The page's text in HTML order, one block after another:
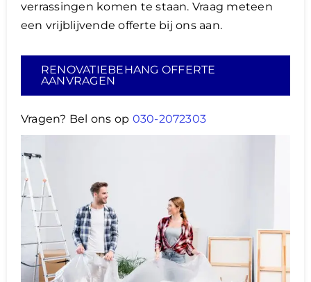
verrassingen komen te staan. Vraag meteen
een vrijblijvende offerte bij ons aan.
RENOVATIEBEHANG OFFERTE
AANVRAGEN
Vragen? Bel ons op 030-2072303